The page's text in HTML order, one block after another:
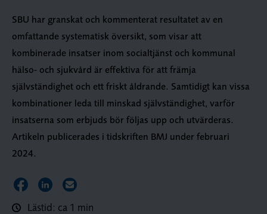
SBU har granskat och kommenterat resultatet av en
omfattande systematisk översikt, som visar att
kombinerade insatser inom socialtjänst och kommunal
hälso- och sjukvård är effektiva för att främja
självständighet och ett friskt åldrande. Samtidigt kan vissa
kombinationer leda till minskad självständighet, varför
insatserna som erbjuds bör följas upp och utvärderas.
Artikeln publicerades i tidskriften BMJ under februari
2024.
Dela sidan på Facebook
Dela sidan på LinkedIn
Dela sidan via E-post
Lästid: ca 1 min